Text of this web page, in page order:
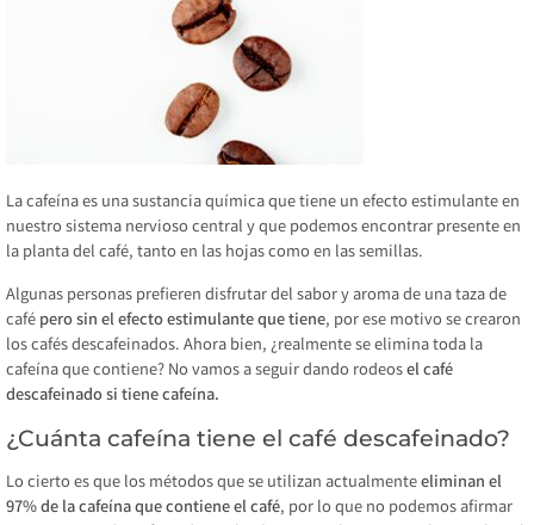
La cafeína es una sustancia química que tiene un efecto estimulante en
nuestro sistema nervioso central y que podemos encontrar presente en
la planta del café, tanto en las hojas como en las semillas.
Algunas personas prefieren disfrutar del sabor y aroma de una taza de
cafépero sin el efecto estimulante que tiene, por ese motivo se crearon
los cafés descafeinados. Ahora bien, ¿realmente se elimina toda la
cafeína que contiene? No vamos a seguir dando rodeosel café
descafeinado si tiene cafeína.
¿Cuánta cafeína tiene el café descafeinado?
Lo cierto es que los métodos que se utilizan actualmenteeliminan el
97% de la cafeína que contiene el café, por lo que no podemos afirmar